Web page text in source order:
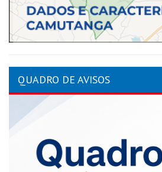
QUADRO DE AVISOS